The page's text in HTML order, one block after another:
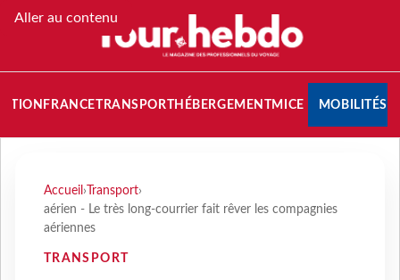
Aller au contenu
FRANCETRANSPORT HÉBERGEMENTMICE MOBILITÉS
Accueil › Transport›
aérien - Le très long-courrier fait rêver les compagnies
aériennes
TRANSPORT